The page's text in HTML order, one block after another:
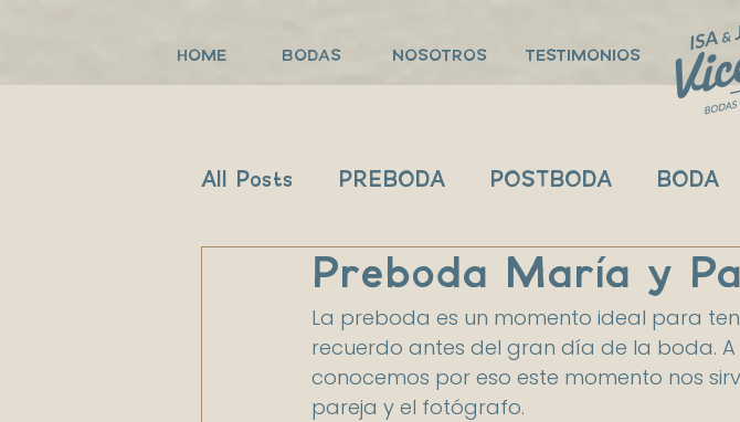
HOME BODAS NOSOTROS TESTIMONIOS
All Posts PREBODA POSTBODA BODA
Preboda María y
La preboda es un momento ideal para
recuerdo antes del gran día de la boda.
conocemos por eso este momento nos
pareja y el fotógrafo.